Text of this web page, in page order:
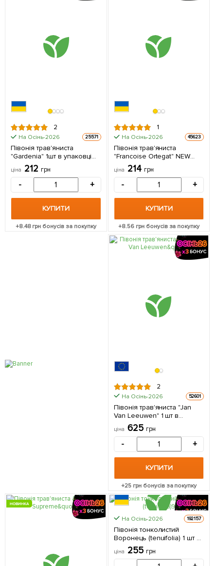
2
На Осінь-2026 25571
Півонія трав'яниста
"Gardenia" 1шт в упаковці
(Кореневище)
ціна 212 грн
- +
КУПИТИ
+8.48грн бонусів за покупку
1
На Осінь-2026 45623
Півонія трав'яниста
"Francoise Ortegat" NEW
(Кореневище) 1 шт в
упаковці
ціна 214 грн
- +
КУПИТИ
+8.56грн бонусів за покупку
2
На Осінь-2026 52601
Півонія трав'яниста "Jan
Van Leeuwen" 1 шт в
упаковці
ціна 625 грн
- +
КУПИТИ
+25грн бонусів за покупку
НОВИНКА
На Осінь-2026 192157
Півонія тонколистий
Воронець (tenuifolia) 1 шт в
упаковці
ціна 255 грн